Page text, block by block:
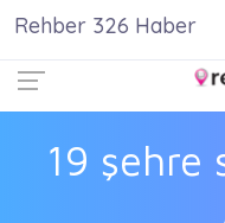
19 şehre
Rehber 326 Haber